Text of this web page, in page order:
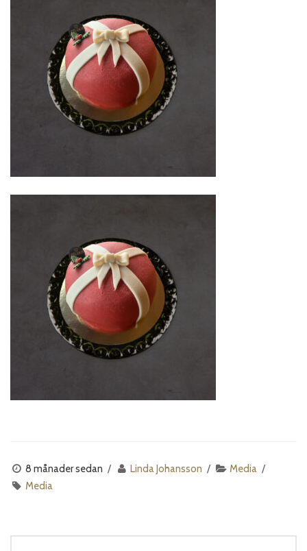
8 månader sedan Linda Johansson
Media
Media